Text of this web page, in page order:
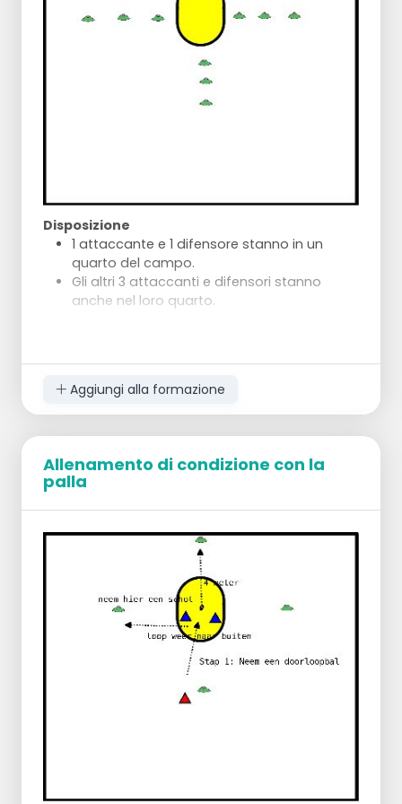
posizione giusta per il rimbalzo.
Disposizione
1 attaccante e 1 difensore stanno in un
quarto del campo.
Gli altri 3 attaccanti e difensori stanno
anche nel loro quarto.
Non possono mai esserci due attaccanti
Gioca 4-0 e cambia casella dopo ogni
passaggio da parte di chi ha lanciato la
difficile, mettendo ad esempio un
raccoglitore o un passatore.
Aggiungi alla formazione
Allenamento di condizione con la
palla